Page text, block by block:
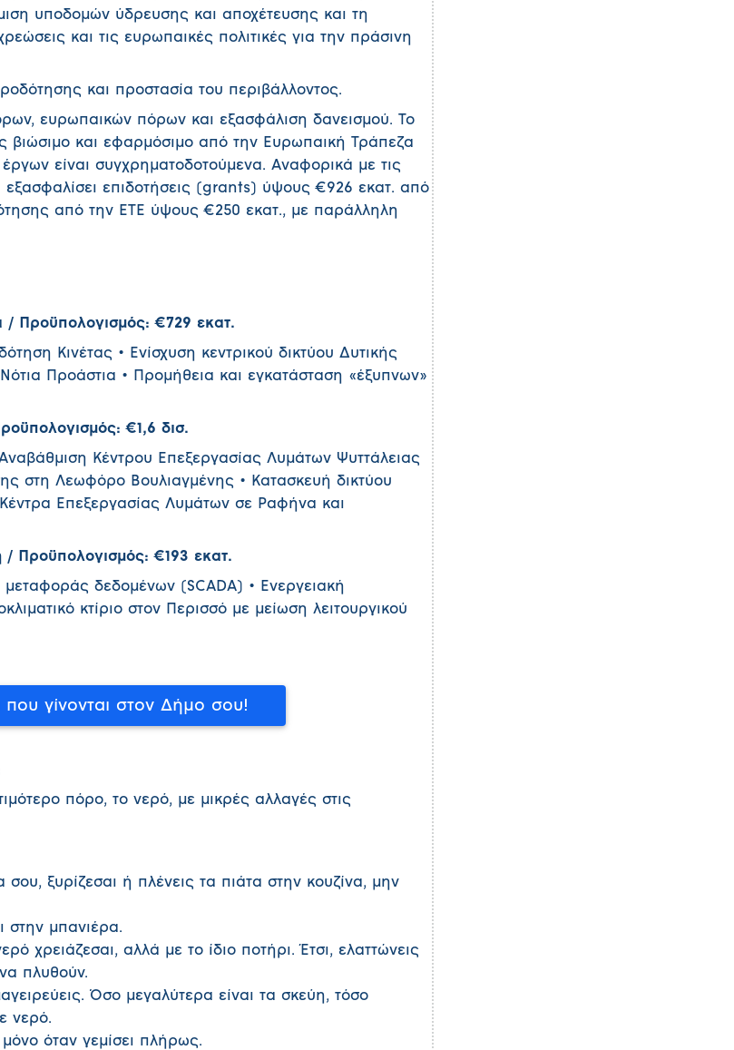
υποδομών ύδρευσης και αποχέτευσης και τη
και τις ευρωπαικές πολιτικές για την πράσινη
και προστασία του περιβάλλοντος.
ευρωπαικών πόρων και εξασφάλιση δανεισμού. Το
βιώσιμο και εφαρμόσιμο από την Ευρωπαική Τράπεζα
είναι συγχρηματοδοτούμενα. Αναφορικά με τις
επιδοτήσεις (grants) ύψους €926 εκατ. από
από την ΕΤΕ ύψους €250 εκατ., με παράλληλη
/ Προϋπολογισμός: €729 εκατ.
Κινέτας • Ενίσχυση κεντρικού δικτύου Δυτικής
Προάστια • Προμήθεια και εγκατάσταση «έξυπνων»
€1,6 δισ.
Κέντρου Επεξεργασίας Λυμάτων Ψυττάλειας
στη Λεωφόρο Βουλιαγμένης • Κατασκευή δικτύου
Επεξεργασίας Λυμάτων σε Ραφήνα και
/ Προϋπολογισμός: €193 εκατ.
δεδομένων (SCADA) • Ενεργειακή
κτίριο στον Περισσό με μείωση λειτουργικού
πόρο, το νερό, με μικρές αλλαγές στις
σου, ξυρίζεσαι ή πλένεις τα πιάτα στην κουζίνα, μην
στην μπανιέρα.
χρειάζεσαι, αλλά με το ίδιο ποτήρι. Έτσι, ελαττώνεις
πλυθούν.
Όσο μεγαλύτερα είναι τα σκεύη, τόσο
νερό.
όταν γεμίσει πλήρως.